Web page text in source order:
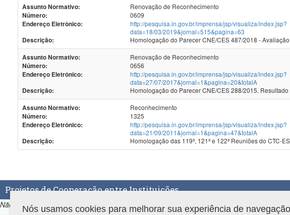
Assunto Normativo: Renovação de Reconhecimento
Número:
0609
Endereço Eletrônico:
http://pesquisa.in.gov.br/imprensa/jsp/visualiza/index.jsp?
data=18/03/2019&jornal=515&pagina=63
Descrição:
Homologação do Parecer CNE/CES 487/2018 -
Assunto Normativo: Renovação de Reconhecimento
Número:
0656
Endereço Eletrônico:
http://pesquisa.in.gov.br/imprensa/jsp/visualiza/index.jsp?
data=27/07/2017&jornal=1&pagina=20&totalA
Descrição:
Homologação do Parecer CNE/CES 288/2015.
Assunto Normativo: Reconhecimento
Número:
1325
Endereço Eletrônico:
http://pesquisa.in.gov.br/imprensa/jsp/visualiza/index.jsp?
data=21/09/2011&jornal=1&pagina=47&totalA
Descrição:
Homologação das 119ª, 121ª e 122ª Reuniões do CTC-
Projetos de Cooperação entre Instituições
Não há projetos de Cooperação entre Instituições associados ao programa.
Nós usamos cookies para melhorar sua experiência de